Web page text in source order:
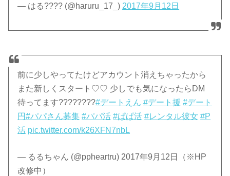
— はる???? (@haruru_17_) 2017年9月12日
前に少しやってたけどアカウント消えちゃったから
また新しくスタート♡♡ 少しでも気になったらDM
待ってます????????#デートえん #デート援 #デート
円#パパさん募集 #パパ活 #ぱぱ活 #レンタル彼女 #P
活 pic.twitter.com/k26XFN7nbL
— るるちゃん (@ppheartru) 2017年9月12日（※HP
改修中）